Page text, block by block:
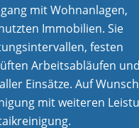
mit Wohnanlagen,
Immobilien. Sie
festen
Arbeitsabläufen
Einsätze. Auf Wunsch
mit weiteren